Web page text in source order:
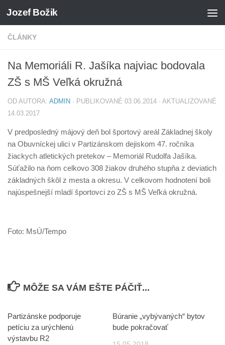
Preskočiť na obsah
Jozef Božik
ČLÁNKY
Na Memoriáli R. Jašíka najviac bodovala
ZŠ s MŠ Veľká okružná
OD AUTORA: ADMIN · PUBLIKOVANÉ 03.06.2014 · AKTUALIZOVANÉ
14.03.2017
V predposledný májový deň bol športový areál Základnej školy
na Obuvníckej ulici v Partizánskom dejiskom 47. ročníka
žiackych atletických pretekov – Memoriál Rudolfa Jašíka.
Súťažilo na ňom celkovo 308 žiakov druhého stupňa z deviatich
základných škôl z mesta a okresu. V celkovom hodnotení boli
najúspešnejší mladí športovci zo ZŠ s MŠ Veľká okružná.
Foto: MsÚ/Tempo
MÔŽE SA VÁM EŠTE PÁČIŤ...
Partizánske podporuje
petíciu za urýchlenú
výstavbu R2
Búranie „vybývaných“ bytov
bude pokračovať